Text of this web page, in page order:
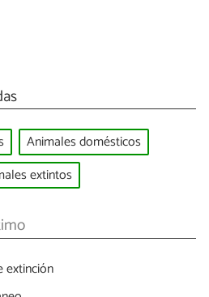
Animales domésticos
extintos
extinción